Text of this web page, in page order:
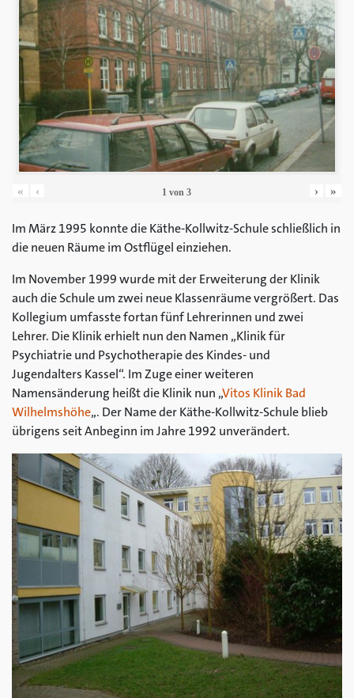
« ‹ 1 von3 › »
Im März 1995 konnte die Käthe-Kollwitz-Schule schließlich in
die neuen Räume im Ostflügel einziehen.
Im November 1999 wurde mit der Erweiterung der Klinik
auch die Schule um zwei neue Klassenräume vergrößert. Das
Kollegium umfasste fortan fünf Lehrerinnen und zwei
Lehrer. Die Klinik erhielt nun den Namen „Klinik für
Psychiatrie und Psychotherapie des Kindes- und
Jugendalters Kassel“. Im Zuge einer weiteren
Namensänderung heißt die Klinik nun „Vitos Klinik Bad
Wilhelmshöhe„. Der Name der Käthe-Kollwitz-Schule blieb
übrigens seit Anbeginn im Jahre 1992 unverändert.